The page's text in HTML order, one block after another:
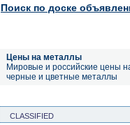
Поиск по доске
Цены на металлы
Мировые и российские цены
черные и цветные металлы
CLASSIFIED